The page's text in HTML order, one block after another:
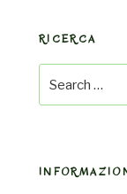
RICERCA
Search
for: